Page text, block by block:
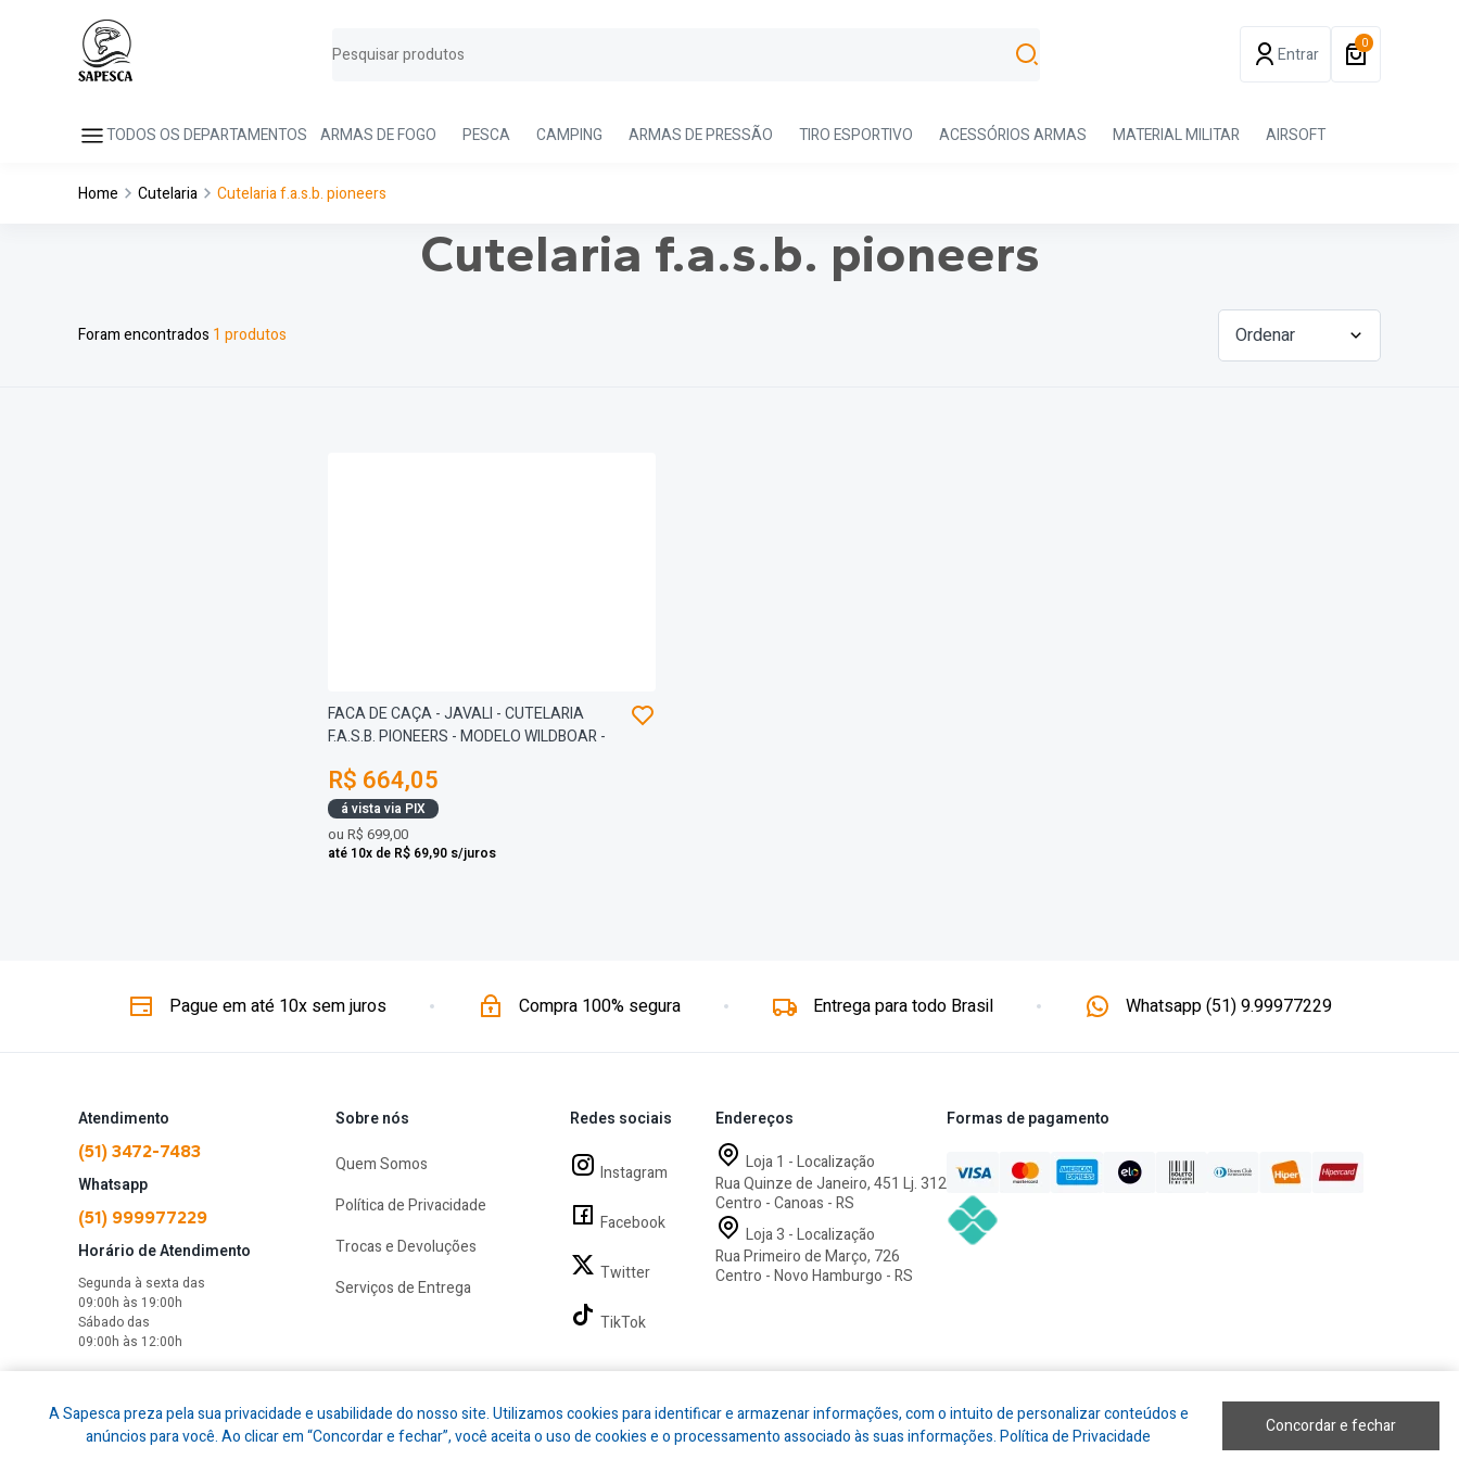
Entrar 0
TODOS OS DEPARTAMENTOS ARMAS DE FOGO PESCA CAMPING ARMAS DE PRESSÃO TIRO ESPORTIVO ACESSÓRIOS ARMAS MATERIAL MILITAR AIRSOFT
Home Cutelaria Cutelaria f.a.s.b. pioneers
Cutelaria f.a.s.b. pioneers
Foram encontrados 1 produtos Ordenar
FACA DE CAÇA - JAVALI - CUTELARIA
F.A.S.B. PIONEERS - MODELO WILDBOAR -
R$ 664,05
á vista via PIX
ou R$ 699,00
até 10x de R$ 69,90 s/juros
Pague em até 10x sem juros Compra 100% segura Entrega para todo Brasil Whatsapp (51) 9.99977229
Atendimento
(51) 3472-7483
Whatsapp
(51) 999977229
Horário de Atendimento
Segunda à sexta das
09:00h às 19:00h
Sábado das
09:00h às 12:00h
Sobre nós
Quem Somos
Política de Privacidade
Trocas e Devoluções
Serviços de Entrega
Redes sociais
Instagram
Facebook
Twitter
TikTok
Endereços
Loja 1 - Localização
Rua Quinze de Janeiro, 451 Lj. 312
Centro - Canoas - RS
Loja 3 - Localização
Rua Primeiro de Março, 726
Centro - Novo Hamburgo - RS
Formas de pagamento
Sapesca © Todos os direitos reservados.2026 Desenvolvido porSapesca
Concordar e fechar
A Sapesca preza pela sua privacidade e usabilidade do nosso site. Utilizamos cookies para identificar e armazenar informações, com o intuito de personalizar conteúdos e
anúncios para você. Ao clicar em “Concordar e fechar”, você aceita o uso de cookies e o processamento associado às suas informações.Política de Privacidade